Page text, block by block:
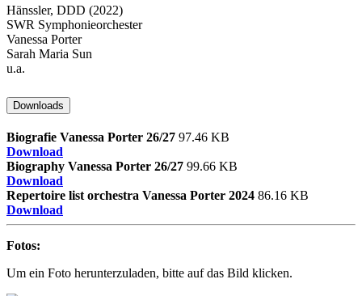
Hänssler, DDD (2022)
SWR Symphonieorchester
Vanessa Porter
Sarah Maria Sun
u.a.
Downloads
Biografie Vanessa Porter 26/27 97.46 KB
Download
Biography Vanessa Porter 26/27 99.66 KB
Download
Repertoire list orchestra Vanessa Porter 2024 86.16 KB
Download
Fotos:
Um ein Foto herunterzuladen, bitte auf das Bild klicken.